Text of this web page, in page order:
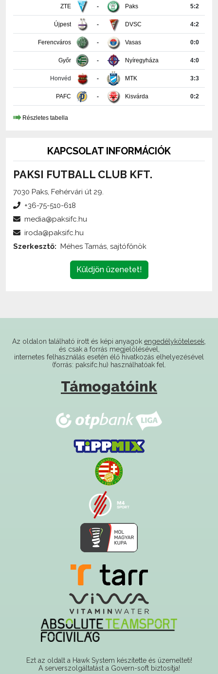
Újpest DVSC 4:2
Ferencváros Vasas 0:0
Győr Nyíregyháza 4:0
Honvéd MTK 3:3
PAFC Kisvárda 0:2
Részletes tabella
PAKSI FUTBALL CLUB KFT.
7030 Paks, Fehérvári út 29.
Küldjön üzenetet!
internetes felhasználás esetén élő hivatkozás elhelyezésével
(forrás: paksifc.hu) használhatóak fel.
Támogatóink
Ezt az oldalt a Hawk System készítette és üzemelteti!